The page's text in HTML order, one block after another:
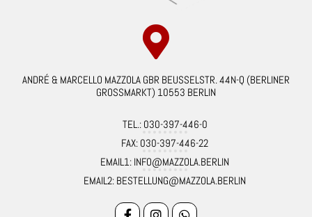
ANDRÉ & MARCELLO MAZZOLA GBR BEUSSELSTR. 44N-Q (BERLINER
GROSSMARKT) 10553 BERLIN
TEL.: 030-397-446-0
FAX: 030-397-446-22
EMAIL1: INFO@MAZZOLA.BERLIN
EMAIL2: BESTELLUNG@MAZZOLA.BERLIN